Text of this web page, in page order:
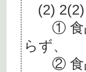
(2) 2(2)
① 食品
らず、
② 食品